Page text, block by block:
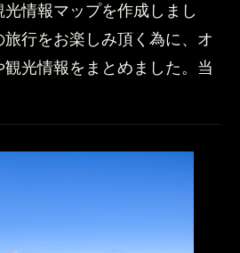
情報マップを作成しまし
行をお楽しみ頂く為に、オ
光情報をまとめました。当